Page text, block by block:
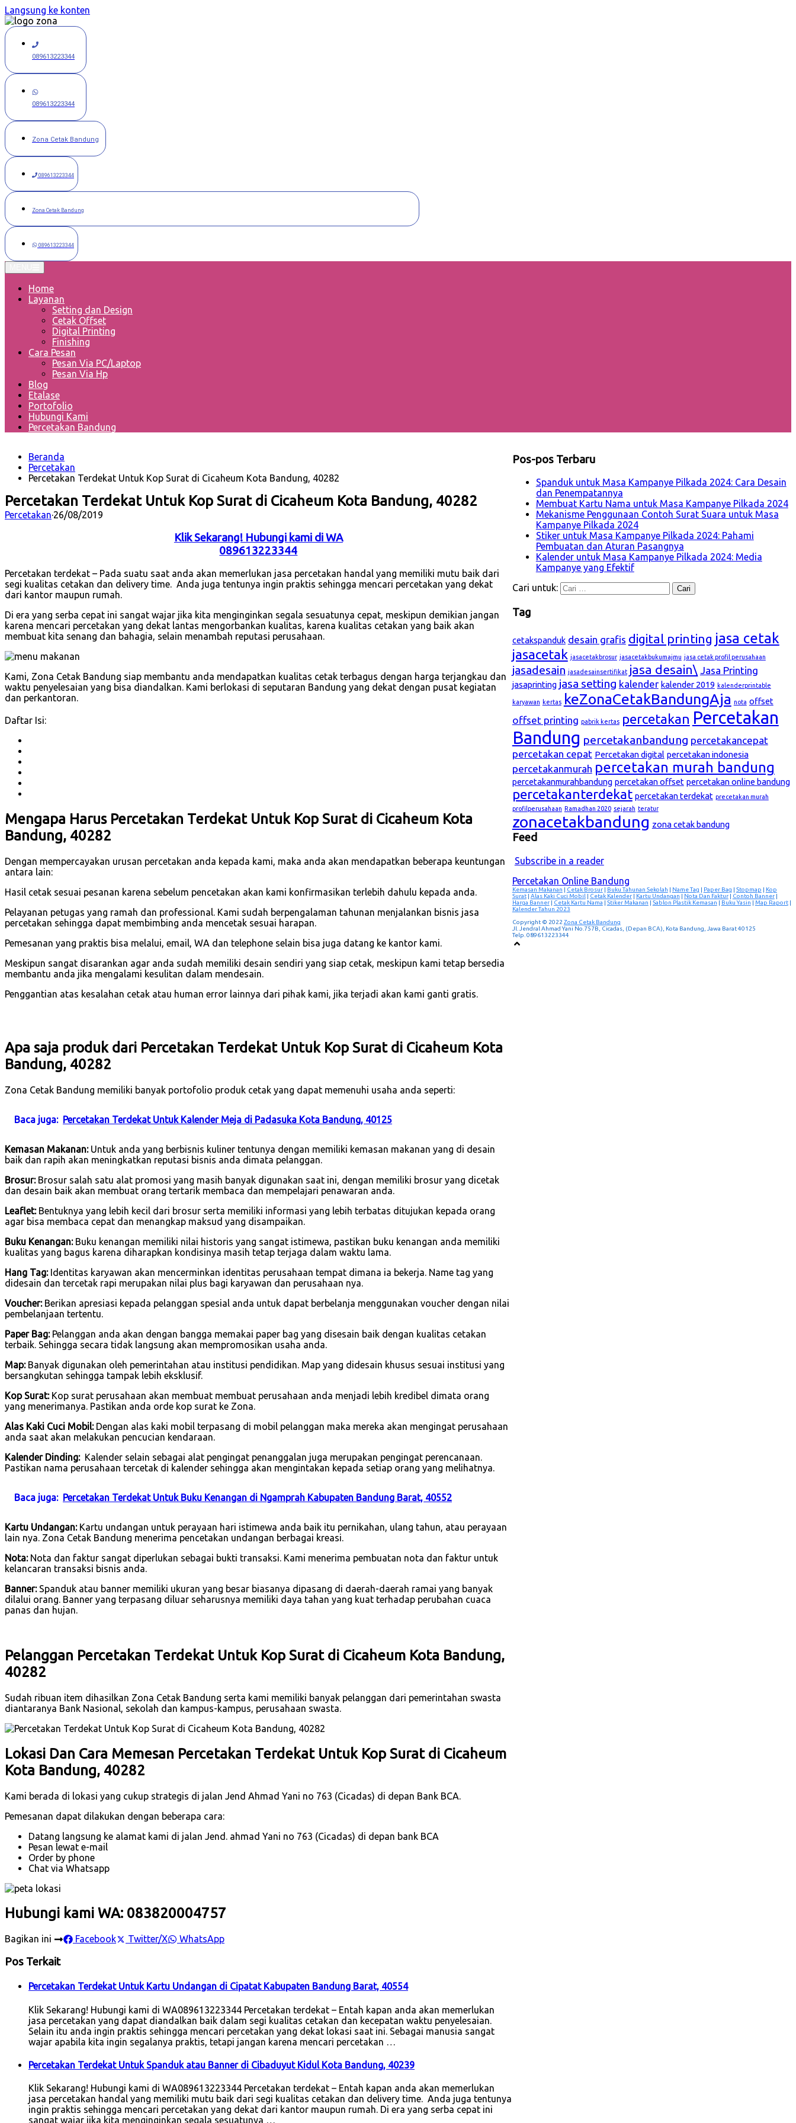
Langsung ke konten
089613223344
089613223344
Zona Cetak Bandung
089613223344
Zona Cetak Bandung
089613223344
Home
Layanan
Setting dan Design
Cetak Offset
Digital Printing
Finishing
Cara Pesan
Pesan Via PC/Laptop
Pesan Via Hp
Blog
Etalase
Portofolio
Hubungi Kami
Percetakan Bandung
Beranda
Percetakan
Percetakan Terdekat Untuk Kop Surat di Cicaheum Kota Bandung, 40282
Percetakan Terdekat Untuk Kop Surat di Cicaheum Kota Bandung, 40282
Percetakan·26/08/2019
Klik Sekarang! Hubungi kami di WA
089613223344
Percetakan terdekat – Pada suatu saat anda akan memerlukan jasa percetakan handal yang memiliki mutu baik dari
segi kualitas cetakan dan delivery time. Anda juga tentunya ingin praktis sehingga mencari percetakan yang dekat
dari kantor maupun rumah.
Di era yang serba cepat ini sangat wajar jika kita menginginkan segala sesuatunya cepat, meskipun demikian jangan
karena mencari percetakan yang dekat lantas mengorbankan kualitas, karena kualitas cetakan yang baik akan
membuat kita senang dan bahagia, selain menambah reputasi perusahaan.
Kami, Zona Cetak Bandung siap membantu anda mendapatkan kualitas cetak terbagus dengan harga terjangkau dan
waktu penyelesaian yang bisa diandalkan. Kami berlokasi di seputaran Bandung yang dekat dengan pusat kegiatan
dan perkantoran.
Daftar Isi:
Mengapa Harus Percetakan Terdekat Untuk Kop Surat di Cicaheum Kota
Bandung, 40282
Dengan mempercayakan urusan percetakan anda kepada kami, maka anda akan mendapatkan beberapa keuntungan
antara lain:
Hasil cetak sesuai pesanan karena sebelum pencetakan akan kami konfirmasikan terlebih dahulu kepada anda.
Pelayanan petugas yang ramah dan professional. Kami sudah berpengalaman tahunan menjalankan bisnis jasa
percetakan sehingga dapat membimbing anda mencetak sesuai harapan.
Pemesanan yang praktis bisa melalui, email, WA dan telephone selain bisa juga datang ke kantor kami.
Meskipun sangat disarankan agar anda sudah memiliki desain sendiri yang siap cetak, meskipun kami tetap bersedia
membantu anda jika mengalami kesulitan dalam mendesain.
Penggantian atas kesalahan cetak atau human error lainnya dari pihak kami, jika terjadi akan kami ganti gratis.
Apa saja produk dari Percetakan Terdekat Untuk Kop Surat di Cicaheum Kota
Bandung, 40282
Zona Cetak Bandung memiliki banyak portofolio produk cetak yang dapat memenuhi usaha anda seperti:
Baca juga: Percetakan Terdekat Untuk Kalender Meja di Padasuka Kota Bandung, 40125
Kemasan Makanan:Untuk anda yang berbisnis kuliner tentunya dengan memiliki kemasan makanan yang di desain
baik dan rapih akan meningkatkan reputasi bisnis anda dimata pelanggan.
Brosur:Brosur salah satu alat promosi yang masih banyak digunakan saat ini, dengan memiliki brosur yang dicetak
dan desain baik akan membuat orang tertarik membaca dan mempelajari penawaran anda.
Leaflet:Bentuknya yang lebih kecil dari brosur serta memiliki informasi yang lebih terbatas ditujukan kepada orang
agar bisa membaca cepat dan menangkap maksud yang disampaikan.
Buku Kenangan:Buku kenangan memiliki nilai historis yang sangat istimewa, pastikan buku kenangan anda memiliki
kualitas yang bagus karena diharapkan kondisinya masih tetap terjaga dalam waktu lama.
Hang Tag:Identitas karyawan akan mencerminkan identitas perusahaan tempat dimana ia bekerja. Name tag yang
didesain dan tercetak rapi merupakan nilai plus bagi karyawan dan perusahaan nya.
Voucher:Berikan apresiasi kepada pelanggan spesial anda untuk dapat berbelanja menggunakan voucher dengan nilai
pembelanjaan tertentu.
Paper Bag:Pelanggan anda akan dengan bangga memakai paper bag yang disesain baik dengan kualitas cetakan
terbaik. Sehingga secara tidak langsung akan mempromosikan usaha anda.
Map:Banyak digunakan oleh pemerintahan atau institusi pendidikan. Map yang didesain khusus sesuai institusi yang
bersangkutan sehingga tampak lebih eksklusif.
Kop Surat:Kop surat perusahaan akan membuat membuat perusahaan anda menjadi lebih kredibel dimata orang
yang menerimanya. Pastikan anda orde kop surat ke Zona.
Alas Kaki Cuci Mobil:Dengan alas kaki mobil terpasang di mobil pelanggan maka mereka akan mengingat perusahaan
anda saat akan melakukan pencucian kendaraan.
Kalender Dinding:Kalender selain sebagai alat pengingat penanggalan juga merupakan pengingat perencanaan.
Pastikan nama perusahaan tercetak di kalender sehingga akan mengintakan kepada setiap orang yang melihatnya.
Baca juga: Percetakan Terdekat Untuk Buku Kenangan di Ngamprah Kabupaten Bandung Barat, 40552
Kartu Undangan:Kartu undangan untuk perayaan hari istimewa anda baik itu pernikahan, ulang tahun, atau perayaan
lain nya. Zona Cetak Bandung menerima pencetakan undangan berbagai kreasi.
Nota:Nota dan faktur sangat diperlukan sebagai bukti transaksi. Kami menerima pembuatan nota dan faktur untuk
kelancaran transaksi bisnis anda.
Banner:Spanduk atau banner memiliki ukuran yang besar biasanya dipasang di daerah-daerah ramai yang banyak
dilalui orang. Banner yang terpasang diluar seharusnya memiliki daya tahan yang kuat terhadap perubahan cuaca
panas dan hujan.
Pelanggan Percetakan Terdekat Untuk Kop Surat di Cicaheum Kota Bandung,
40282
Sudah ribuan item dihasilkan Zona Cetak Bandung serta kami memiliki banyak pelanggan dari pemerintahan swasta
diantaranya Bank Nasional, sekolah dan kampus-kampus, perusahaan swasta.
Lokasi Dan Cara Memesan Percetakan Terdekat Untuk Kop Surat di Cicaheum
Kota Bandung, 40282
Kami berada di lokasi yang cukup strategis di jalan Jend Ahmad Yani no 763 (Cicadas) di depan Bank BCA.
Pemesanan dapat dilakukan dengan beberapa cara:
Datang langsung ke alamat kami di jalan Jend. ahmad Yani no 763 (Cicadas) di depan bank BCA
Pesan lewat e-mail
Order by phone
Chat via Whatsapp
Hubungi kami WA: 083820004757
Bagikan ini Facebook Twitter/X WhatsApp
Pos Terkait
Percetakan Terdekat Untuk Kartu Undangan di Cipatat Kabupaten Bandung Barat, 40554
Klik Sekarang! Hubungi kami di WA089613223344 Percetakan terdekat – Entah kapan anda akan memerlukan
jasa percetakan yang dapat diandalkan baik dalam segi kualitas cetakan dan kecepatan waktu penyelesaian.
Selain itu anda ingin praktis sehingga mencari percetakan yang dekat lokasi saat ini. Sebagai manusia sangat
wajar apabila kita ingin segalanya praktis, tetapi jangan karena mencari percetakan …
Percetakan Terdekat Untuk Spanduk atau Banner di Cibaduyut Kidul Kota Bandung, 40239
Klik Sekarang! Hubungi kami di WA089613223344 Percetakan terdekat – Entah kapan anda akan memerlukan
jasa percetakan handal yang memiliki mutu baik dari segi kualitas cetakan dan delivery time. Anda juga tentunya
ingin praktis sehingga mencari percetakan yang dekat dari kantor maupun rumah. Di era yang serba cepat ini
sangat wajar jika kita menginginkan segala sesuatunya …
Pos-pos Terbaru
Spanduk untuk Masa Kampanye Pilkada 2024: Cara Desain
dan Penempatannya
Membuat Kartu Nama untuk Masa Kampanye Pilkada 2024
Mekanisme Penggunaan Contoh Surat Suara untuk Masa
Kampanye Pilkada 2024
Stiker untuk Masa Kampanye Pilkada 2024: Pahami
Pembuatan dan Aturan Pasangnya
Kalender untuk Masa Kampanye Pilkada 2024: Media
Kampanye yang Efektif
Cari untuk:
Tag
cetakspanduk desain grafis digital printing jasa cetak
jasacetak jasacetakbrosur jasacetakbukumajmu jasa cetak profil perusahaan
jasadesain jasadesainsertifikat jasa desain\ Jasa Printing
jasaprinting jasa setting kalender kalender 2019 kalenderprintable
karyawan kertas keZonaCetakBandungAja nota offset
offset printing pabrik kertas percetakan Percetakan
Bandung percetakanbandung percetakancepat
percetakan cepat Percetakan digital percetakan indonesia
percetakanmurah percetakan murah bandung
percetakanmurahbandung percetakan offset percetakan online bandung
percetakanterdekat percetakan terdekat precetakan murah
profilperusahaan Ramadhan 2020 sejarah teratur
zonacetakbandung zona cetak bandung
Feed
Subscribe in a reader
Percetakan Online Bandung
Kemasan Makanan | Cetak Brosur| Buku Tahunan Sekolah | Name Tag | Paper Bag | Stopmap | Kop
Surat| Alas Kaki Cuci Mobil | Cetak Kalender| Kartu Undangan | Nota Dan Faktur| Contoh Banner|
Harga Banner| Cetak Kartu Nama | Stiker Makanan | Sablon Plastik Kemasan | Buku Yasin | Map Raport|
Kalender Tahun 2023
Copyright © 2022 Zona Cetak Bandung
Jl. Jendral Ahmad Yani No.757B, Cicadas, (Depan BCA), Kota Bandung, Jawa Barat 40125
Telp. 089613223344